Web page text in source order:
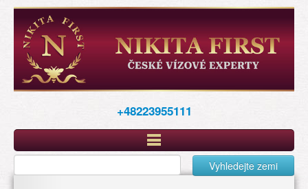
Перейти
основному
содержанию
+48223955111
Vyhledejte zemi